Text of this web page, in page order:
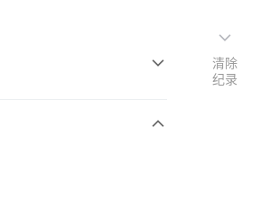
清除
纪录